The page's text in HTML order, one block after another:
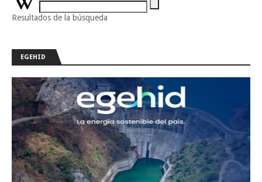
Resultados de la búsqueda
EGEHID